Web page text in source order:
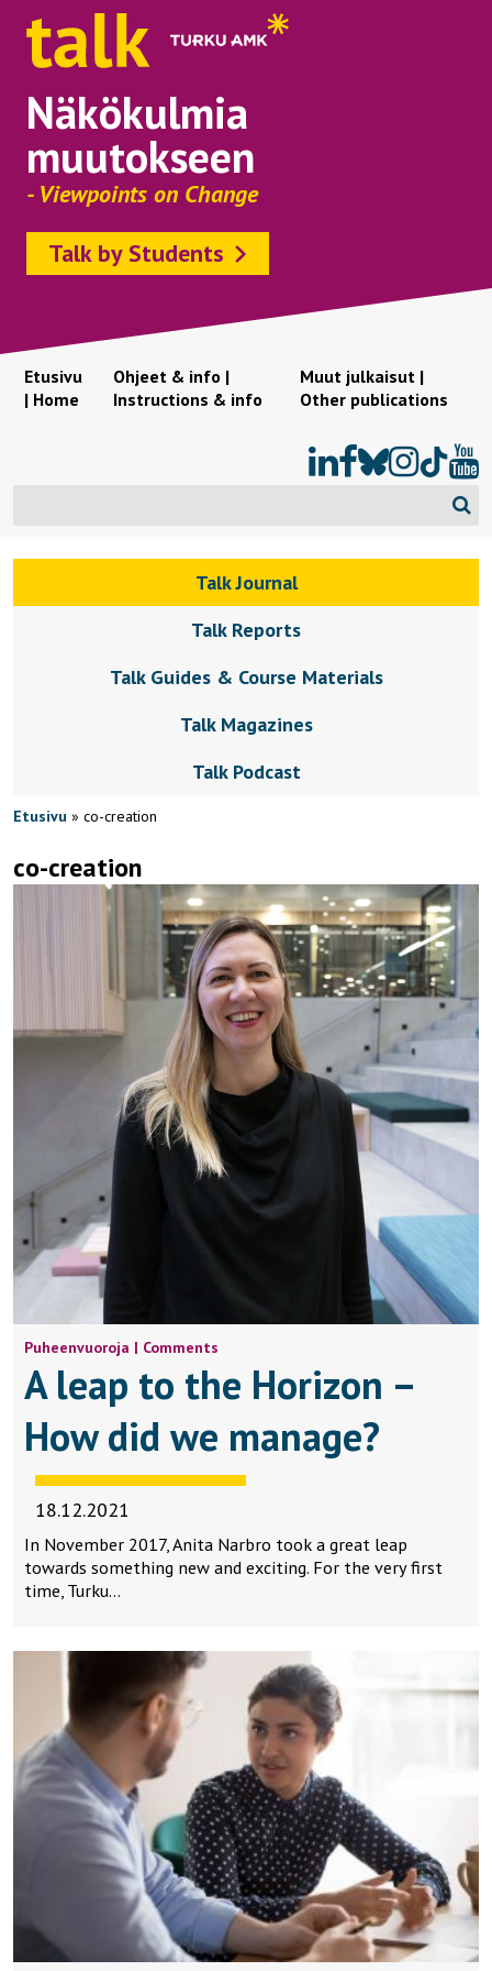
Näkökulmia
muutokseen
- Viewpoints on Change
Talk by Students
Etusivu
| Home
Ohjeet & info |
Instructions & info
Muut julkaisut |
Other publications
Talk Journal
Talk Reports
Talk Guides & Course Materials
Talk Magazines
Talk Podcast
Etusivu » co-creation
co-creation
Puheenvuoroja | Comments
A leap to the Horizon –
How did we manage?
18.12.2021
In November 2017, Anita Narbro took a great leap
towards something new and exciting. For the very first
time, Turku…